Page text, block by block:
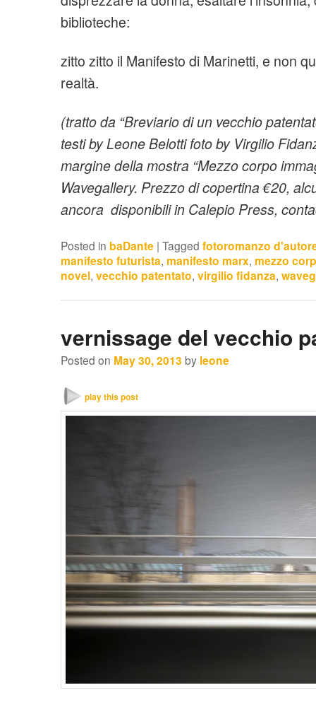
biblioteche:
zitto zitto il Manifesto di Marinetti, e non
realtà.
(tratto da “Breviario di un vecchio
testi by Leone Belotti foto by Virgilio
margine della mostra “Mezzo corpo
Wavegallery. Prezzo di copertina €20,
ancora disponibili in Calepio Press,
Posted in baDante | Tagged fotoromanzo
manifesto futurista, manifesto marx, mezzo
novel, vecchio patentato, virgilio fidanza,
vernissage del vecchio
Posted on May 30, 2013 by leone
play this post